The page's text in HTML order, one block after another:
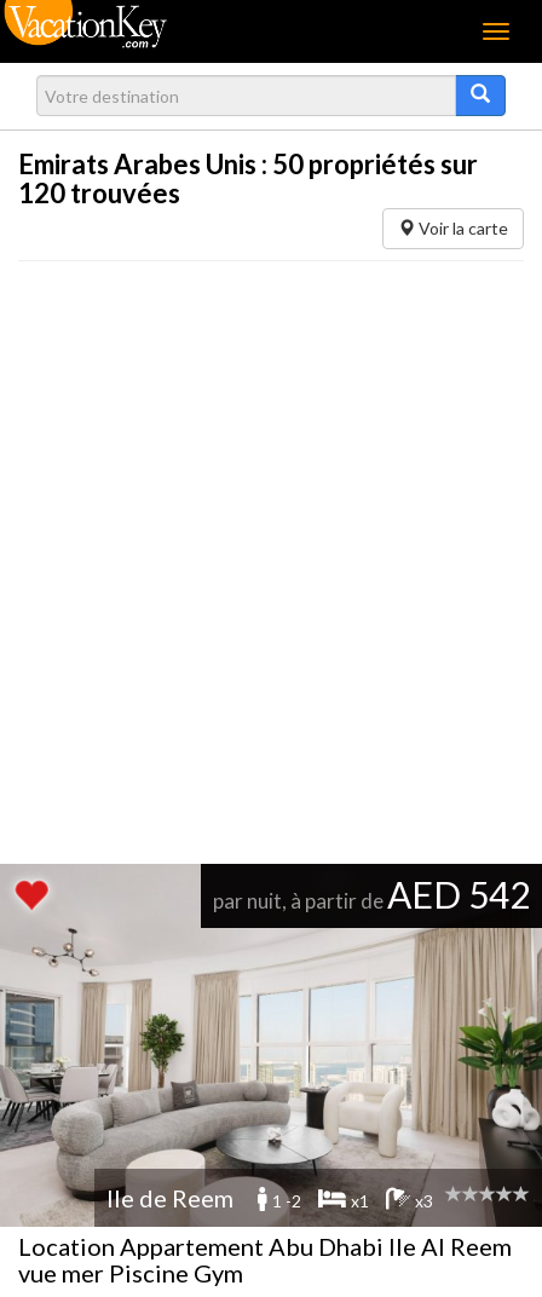
Menu
Emirats Arabes Unis : 50propriétés sur
120 trouvées
Voir la carte
par nuit, à partir deAED 542
Ile de Reem 1 -2 x1 x3
Location Appartement Abu Dhabi Ile Al Reem
vue mer Piscine Gym